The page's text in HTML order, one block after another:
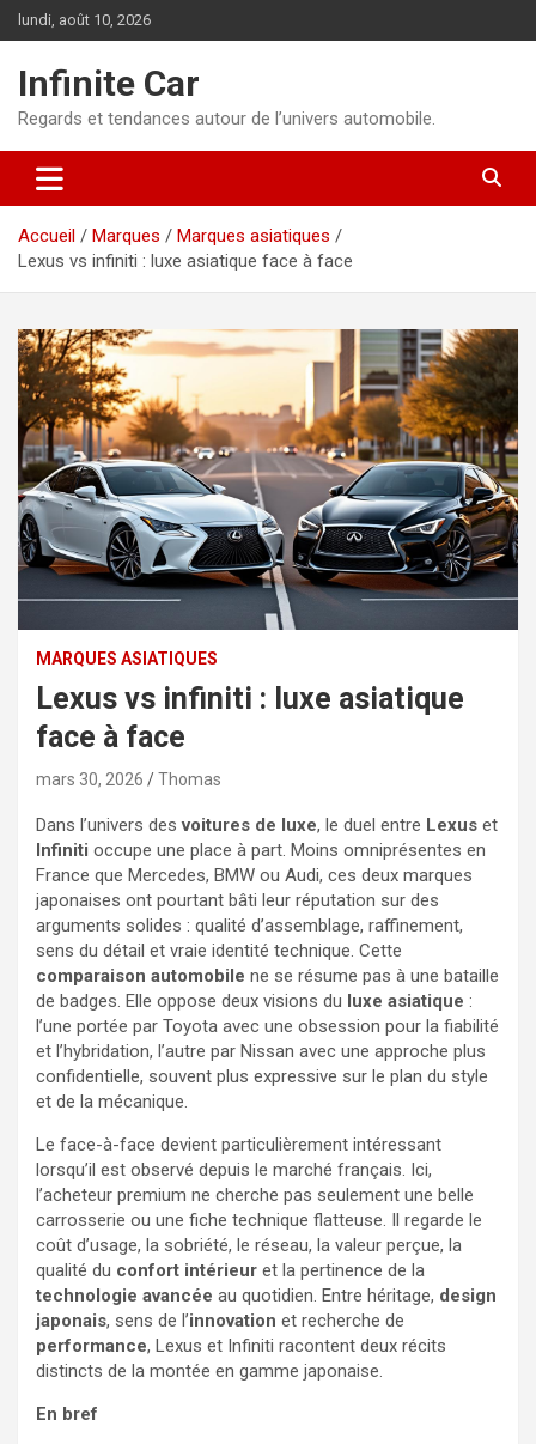
Aller
au
lundi, août 10, 2026
Infinite Car
Regards et tendances autour de l’univers automobile.
Accueil Marques
Marques asiatiques
Lexus vs infiniti : luxe asiatique face à face
MARQUES ASIATIQUES
Lexus vs infiniti : luxe asiatique
face à face
mars 30, 2026 Thomas
Dans l’univers desvoitures de luxe, le duel entre Lexus et
Infiniti occupe une place à part. Moins omniprésentes en
France que Mercedes, BMW ou Audi, ces deux marques
japonaises ont pourtant bâti leur réputation sur des
arguments solides : qualité d’assemblage, raffinement,
sens du détail et vraie identité technique. Cette
comparaison automobile ne se résume pas à une bataille
de badges. Elle oppose deux visions du luxe asiatique :
l’une portée par Toyota avec une obsession pour la fiabilité
et l’hybridation, l’autre par Nissan avec une approche plus
confidentielle, souvent plus expressive sur le plan du style
et de la mécanique.
Le face-à-face devient particulièrement intéressant
lorsqu’il est observé depuis le marché français. Ici,
l’acheteur premium ne cherche pas seulement une belle
carrosserie ou une fiche technique flatteuse. Il regarde le
coût d’usage, la sobriété, le réseau, la valeur perçue, la
qualité du confort intérieur et la pertinence de la
technologie avancée au quotidien. Entre héritage, design
japonais, sens de l’innovation et recherche de
performance, Lexus et Infiniti racontent deux récits
distincts de la montée en gamme japonaise.
En bref